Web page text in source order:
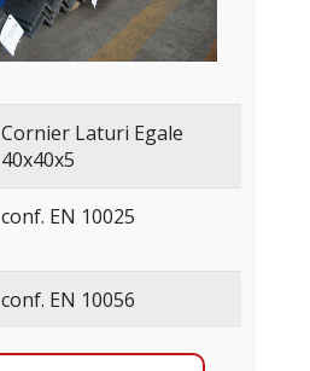
Cornier Laturi Egale
40x40x5
conf. EN 10025
conf. EN 10056